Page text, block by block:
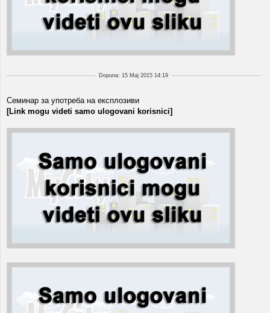
Dopuna: 15 Maj 2015 14:19
Семинар за употреба на експлозиви
[Link mogu videti samo ulogovani korisnici]